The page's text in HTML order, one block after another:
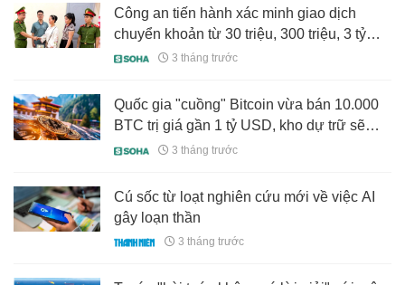
Công an tiến hành xác minh giao dịch
chuyển khoản từ 30 triệu, 300 triệu, 3 tỷ
đồng,... của nhiều người dân
3 tháng trước
Quốc gia "cuồng" Bitcoin vừa bán 10.000
BTC trị giá gần 1 tỷ USD, kho dự trữ sẽ
cạn vào tháng 9 này: Chuyện gì đây?
3 tháng trước
Cú sốc từ loạt nghiên cứu mới về việc AI
gây loạn thần
3 tháng trước